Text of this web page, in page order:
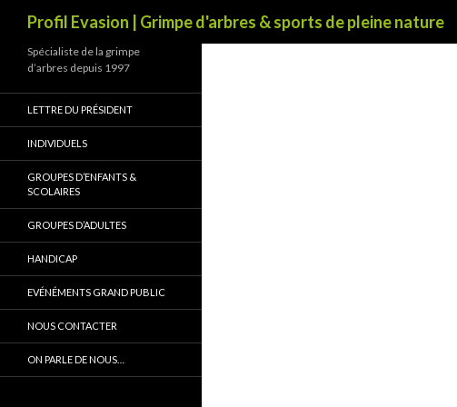
Profil Evasion | Grimpe d'arbres & sports de pleine nature
Spécialiste de la grimpe
d’arbres depuis 1997
LETTRE DU PRÉSIDENT
INDIVIDUELS
GROUPES D’ENFANTS &
SCOLAIRES
GROUPES D’ADULTES
HANDICAP
EVÉNÉMENTS GRAND PUBLIC
NOUS CONTACTER
ON PARLE DE NOUS…